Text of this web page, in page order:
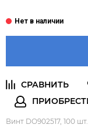
Винт DO902517, 100 шт.